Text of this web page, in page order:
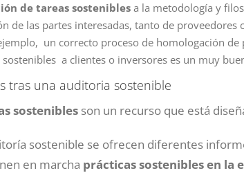
de tareas sosteniblesa la metodología y
de las partes interesadas, tanto de
un correcto proceso de homologación
sostenibles a clientes o inversores es un muy
tras una auditoria sostenible
sosteniblesson un recurso que está
sostenible se ofrecen diferentes
en marcha prácticas sostenibles en la